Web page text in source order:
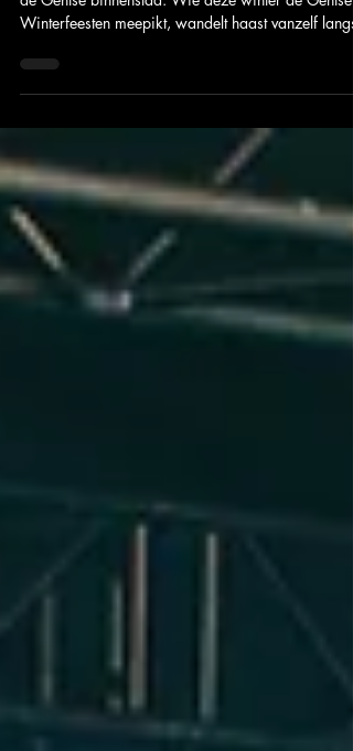
Vanaf 4 december 2025 starten de Winterfeesten in
Winterfeesten meepikt, wandelt haast vanzelf langs
de Stadshal, en dus recht naar PUBLIKA , de place
jenevershot, een warme choco of zelfs een dansje.
Na alle kraampjes gezien te hebben of een rondje
op de schaatsbaan, is PUBLIKA opnieuw jouw
stop om je handen rond een warme choco(retto) te
klemmen, onder de terrasverwar